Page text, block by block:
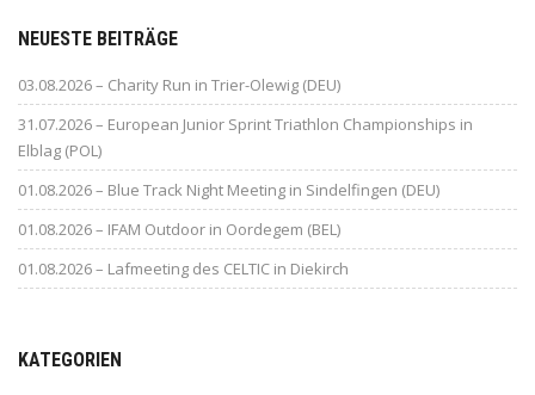
NEUESTE BEITRÄGE
03.08.2026 – Charity Run in Trier-Olewig (DEU)
31.07.2026 – European Junior Sprint Triathlon Championships in
Elblag (POL)
01.08.2026 – Blue Track Night Meeting in Sindelfingen (DEU)
01.08.2026 – IFAM Outdoor in Oordegem (BEL)
01.08.2026 – Lafmeeting des CELTIC in Diekirch
KATEGORIEN